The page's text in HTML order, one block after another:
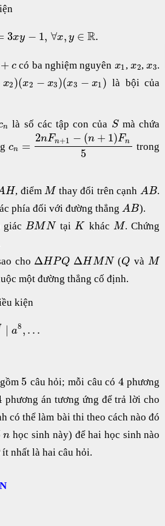
3xy − 1, ∀x, y ∈ R.
+ ccó ba nghiệm nguyên x1, x2,x3.
x2)(x2 − x3)(x3 − x1) là bội của
n là số các tập con của Smà chứa
cn =
2nFn+1 − (n + 1)Fn
5
trong
H, điểm Mthay đổi trên cạnh AB.
phía đối với đường thẳng AB).
BMNtại K khác M. Chứng
cho ΔHPQ ΔHMN(Q và M
một đường thẳng cố định.
kiện
∣ a8 , . . .
5 câu hỏi; mỗi câu có4 phương
phương án tương ứng để trả lời cho
có thể làm bài thi theo cách nào đó
n học sinh này) để hai học sinh nào
nhất là hai câu hỏi.